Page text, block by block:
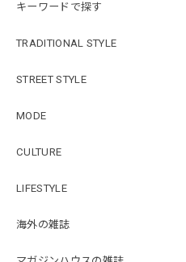
キーワードで探す
TRADITIONAL STYLE
STREET STYLE
MODE
CULTURE
LIFESTYLE
海外の雑誌